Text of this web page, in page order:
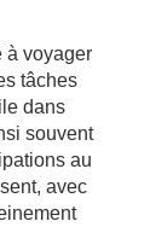
à voyager
tâches
dans
souvent
au
avec